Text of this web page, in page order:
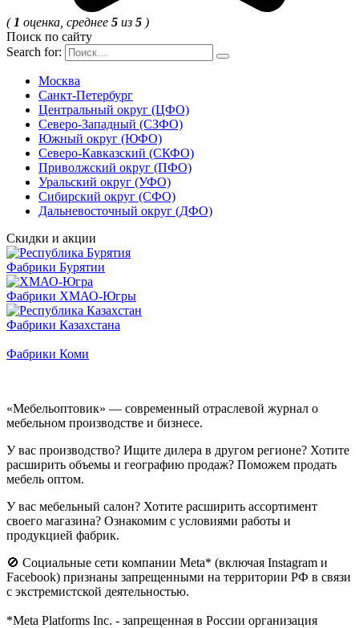
( 1 оценка, среднее 5 из 5 )
Поиск по сайту
Search for:
Москва
Санкт-Петербург
Центральный округ (ЦФО)
Северо-Западный (СЗФО)
Южный округ (ЮФО)
Северо-Кавказский (СКФО)
Приволжский округ (ПФО)
Уральский округ (УФО)
Сибирский округ (СФО)
Дальневосточный округ (ДФО)
Скидки и акции
Фабрики Бурятии
Фабрики ХМАО-Югры
Фабрики Казахстана
Фабрики Коми
«Мебельоптовик» — современный отраслевой журнал о
мебельном производстве и бизнесе.
У вас производство? Ищите дилера в другом регионе? Хотите
расширить объемы и географию продаж? Поможем продать
мебель оптом.
У вас мебельный салон? Хотите расширить ассортимент
своего магазина? Ознакомим с условиями работы и
продукцией фабрик.
🚫 Социальные сети компании Meta* (включая Instagram и
Facebook) признаны запрещенными на территории РФ в связи
с экстремистской деятельностью.
*Meta Platforms Inc. - запрещенная в России организация